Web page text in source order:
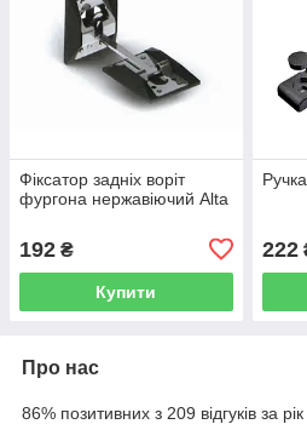
Фіксатор задніх воріт
фургона нержавіючий Alta
192 ₴
Купити
222
Про нас
86% позитивних з 209 відгуків за рік